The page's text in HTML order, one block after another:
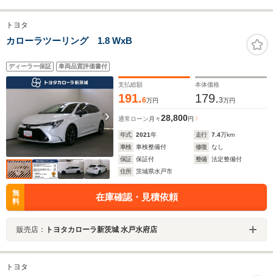
トヨタ
カローラツーリング 1.8 WxB
ディーラー保証 車両品質評価書付
支払総額
191.6万円
本体価格
179.3万円
通常ローン 月々28,800円
年式 2021年 走行 7.4万km
車検
車検整備付 修復
なし
保証
保証付 整備
法定整備付
住所
茨城県水戸市
無
料
在庫確認・見積依頼
販売店： トヨタカローラ新茨城 水戸水府店
トヨタ